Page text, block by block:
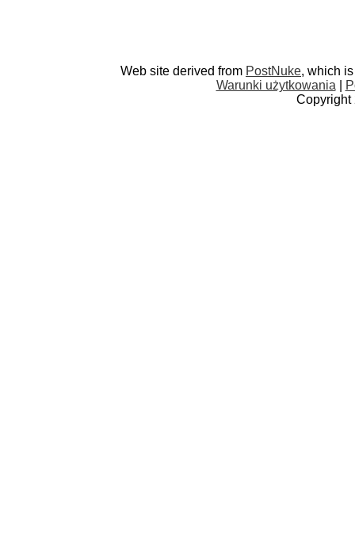
Web site derived from PostNuke, which
Warunki użytkowania
Copyright